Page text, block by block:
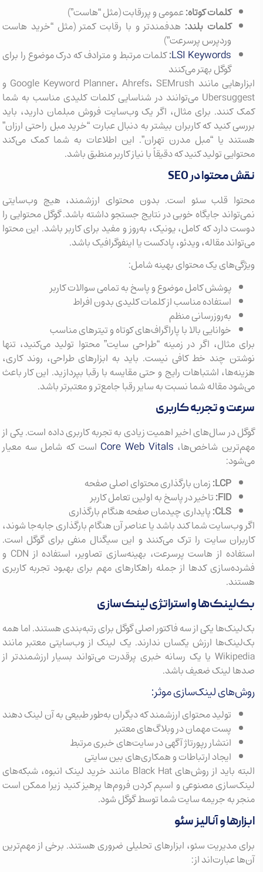
کلمات کوتاه:عمومی و پررقابت (مثل “هاست”)
کلمات بلند:هدفمندتر و با رقابت کمتر (مثل “خرید هاست
وردپرس پرسرعت”)
LSI Keywords
:کلمات مرتبط و مترادف که درک موضوع را برای
گوگل بهتر می‌کنند
ابزارهایی مانند Google Keyword Planner، Ahrefs، SEMrush و
Ubersuggest می‌توانند در شناسایی کلمات کلیدی مناسب به شما
کمک کنند. برای مثال، اگر یک وب‌سایت فروش مبلمان دارید، باید
بررسی کنید که کاربران بیشتر به دنبال عبارت “خرید مبل راحتی ارزان”
هستند یا “مبل مدرن تهران”. این اطلاعات به شما کمک می‌کند
محتوایی تولید کنید که دقیقاً با نیاز کاربر منطبق باشد.
نقش محتوا در SEO
محتوا قلب سئو است. بدون محتوای ارزشمند، هیچ وب‌سایتی
نمی‌تواند جایگاه خوبی در نتایج جستجو داشته باشد. گوگل محتوایی را
دوست دارد که کامل، یونیک، به‌روز و مفید برای کاربر باشد. این محتوا
می‌تواند مقاله، ویدئو، پادکست یا اینفوگرافیک باشد.
ویژگی‌های یک محتوای بهینه شامل:
پوشش کامل موضوع و پاسخ به تمامی سوالات کاربر
استفاده مناسب از کلمات کلیدی بدون افراط
به‌روزرسانی منظم
خوانایی بالا با پاراگراف‌های کوتاه و تیترهای مناسب
برای مثال، اگر در زمینه “طراحی سایت” محتوا تولید می‌کنید، تنها
نوشتن چند خط کافی نیست. باید به ابزارهای طراحی، روند کاری،
هزینه‌ها، اشتباهات رایج و حتی مقایسه با رقبا بپردازید. این کار باعث
می‌شود مقاله شما نسبت به سایر رقبا جامع‌تر و معتبرتر باشد.
سرعت و تجربه کاربری
گوگل در سال‌های اخیر اهمیت زیادی به تجربه کاربری داده است. یکی از
مهم‌ترین شاخص‌ها، Core Web Vitalsاست که شامل سه معیار
می‌شود:
LCP:زمان بارگذاری محتوای اصلی صفحه
FID:تاخیر در پاسخ به اولین تعامل کاربر
CLS:پایداری چیدمان صفحه هنگام بارگذاری
اگر وب‌سایت شما کند باشد یا عناصر آن هنگام بارگذاری جابه‌جا شوند،
کاربران سایت را ترک می‌کنند و این سیگنال منفی برای گوگل است.
استفاده از هاست پرسرعت، بهینه‌سازی تصاویر، استفاده از CDN و
فشرده‌سازی کدها از جمله راهکارهای مهم برای بهبود تجربه کاربری
هستند.
بک‌لینک‌ها و استراتژی لینک‌سازی
بک‌لینک‌ها یکی از سه فاکتور اصلی گوگل برای رتبه‌بندی هستند. اما همه
بک‌لینک‌ها ارزش یکسان ندارند. یک لینک از وب‌سایتی معتبر مانند
Wikipedia یا یک رسانه خبری پرقدرت می‌تواند بسیار ارزشمندتر از
صدها لینک ضعیف باشد.
روش‌های لینک‌سازی موثر:
تولید محتوای ارزشمند که دیگران به‌طور طبیعی به آن لینک دهند
پست مهمان در وبلاگ‌های معتبر
انتشار رپورتاژ آگهی در سایت‌های خبری مرتبط
ایجاد ارتباطات و همکاری‌های بین سایتی
البته باید از روش‌های Black Hat مانند خرید لینک انبوه، شبکه‌های
لینک‌سازی مصنوعی و اسپم کردن فروم‌ها پرهیز کنید زیرا ممکن است
منجر به جریمه سایت شما توسط گوگل شود.
ابزارها و آنالیز سئو
برای مدیریت سئو، ابزارهای تحلیلی ضروری هستند. برخی از مهم‌ترین
آن‌ها عبارت‌اند از: